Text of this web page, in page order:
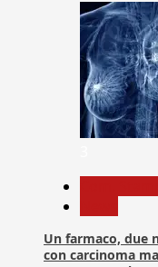
Un farmaco, due
con carcinoma